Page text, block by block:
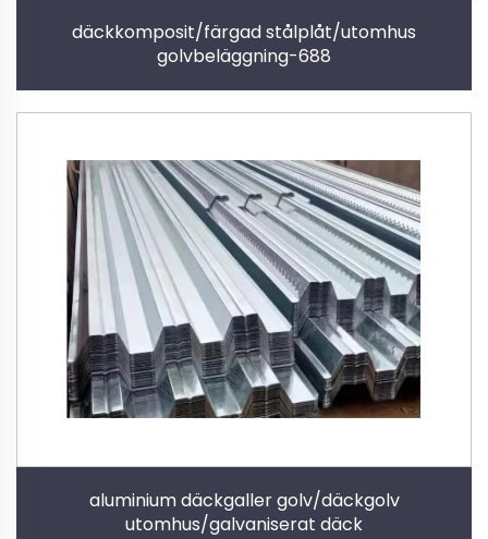
däckkomposit/färgad stålplåt/utomhus
golvbeläggning-688
aluminium däckgaller golv/däckgolv
utomhus/galvaniserat däck